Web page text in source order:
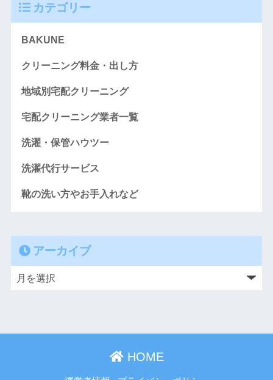
カテゴリー
BAKUNE
クリーニング料金・出し方
地域別宅配クリーニング
宅配クリーニング業者一覧
洗濯・保管ハウツー
洗濯代行サービス
靴の洗い方やお手入れなど
アーカイブ
HOME